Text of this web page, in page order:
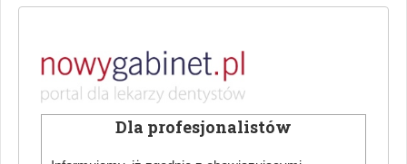
Dowiedz się więcej - Preparacja zęba.
Nowy Gabinet Stomatologiczny.
Więcej ciekawych artykułów w "Nowy Gabinet
Stomatologiczny" -zamów prenumeratę lub kup
Dla profesjonalistów